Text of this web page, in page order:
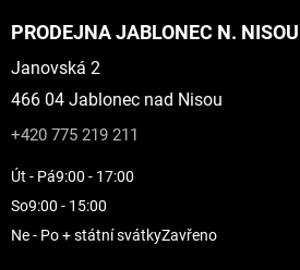
PRODEJNA JABLONEC N. NISOU
Janovská 2
466 04 Jablonec nad Nisou
+420 775 219 211
Út - Pá9:00 - 17:00
So9:00 - 15:00
Ne - Po + státní svátkyZavřeno